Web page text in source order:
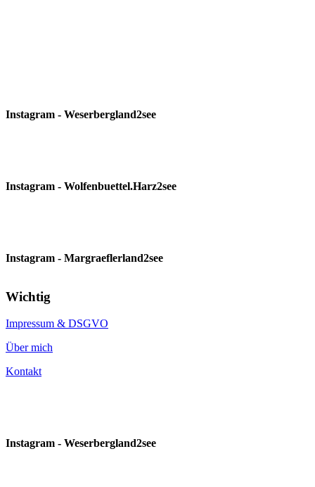
Instagram - Weserbergland2see
Instagram - Wolfenbuettel.Harz2see
Instagram - Margraeflerland2see
Wichtig
Impressum & DSGVO
Über mich
Kontakt
Instagram - Weserbergland2see